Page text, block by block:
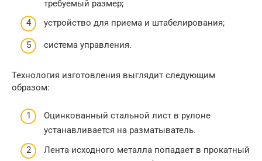
требуемый размер;
устройство для приема и штабелирования;
система управления.
Технология изготовления выглядит следующим
образом:
Оцинкованный стальной лист в рулоне
устанавливается на разматыватель.
Лента исходного металла попадает в прокатный